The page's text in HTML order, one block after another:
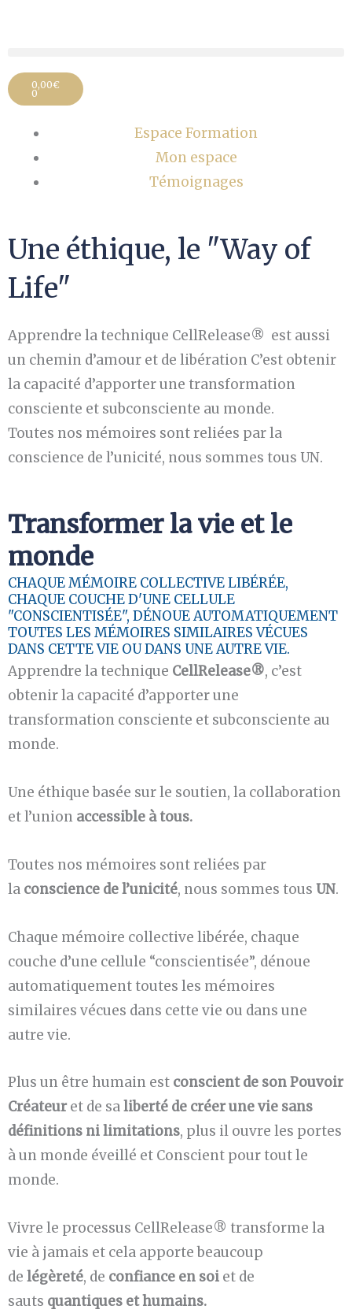
0,00€
0
Panier
Espace Formation
Mon espace
Témoignages
Une éthique, le "Way of
Life"
Apprendre la technique CellRelease® est aussi
un chemin d’amour et de libération C’est obtenir
la capacité d’apporter une transformation
consciente et subconsciente au monde.
Toutes nos mémoires sont reliées par la
conscience de l’unicité, nous sommes tous UN.
Transformer la vie et le
monde
CHAQUE MÉMOIRE COLLECTIVE LIBÉRÉE,
CHAQUE COUCHE D'UNE CELLULE
"CONSCIENTISÉE", DÉNOUE AUTOMATIQUEMENT
TOUTES LES MÉMOIRES SIMILAIRES VÉCUES
DANS CETTE VIE OU DANS UNE AUTRE VIE.
Apprendre la technique CellRelease®, c’est
obtenir la capacité d’apporter une
transformation consciente et subconsciente au
monde.
Une éthique basée sur le soutien, la collaboration
et l’union accessible à tous.
Toutes nos mémoires sont reliées par
la conscience de l’unicité, nous sommes tous UN.
Chaque mémoire collective libérée, chaque
couche d’une cellule “conscientisée”, dénoue
automatiquement toutes les mémoires
similaires vécues dans cette vie ou dans une
autre vie.
Plus un être humain est conscient de son Pouvoir
Créateuret de saliberté de créer une vie sans
définitions ni limitations, plus il ouvre les portes
à un monde éveillé et Conscient pour tout le
monde.
Vivre le processus CellRelease® transforme la
vie à jamais et cela apporte beaucoup
de légèreté, de confiance en soi et de
sauts quantiques et humains.